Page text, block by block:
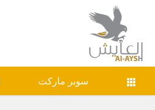
سوبر ماركت